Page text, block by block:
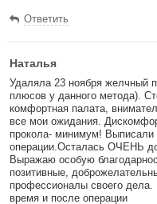
Ответить
Наталья
Удаляла 23 ноября желчный
плюсов у данного метода).
комфортная палата,
все мои ожидания.
прокола- минимум!
операции.Осталась ОЧЕНЬ
Выражаю особую
позитивные,
профессионалы своего
время и после операции